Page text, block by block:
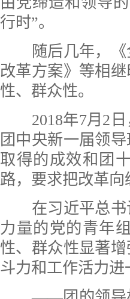
行时”。
随后几年，《
改革方案》等相
性、群众性。
2018年7月2日
团中央新一届领
取得的成效和团
路，要求把改革向
在习近平总书
力量的党的青年
性、群众性显著
斗力和工作活力进